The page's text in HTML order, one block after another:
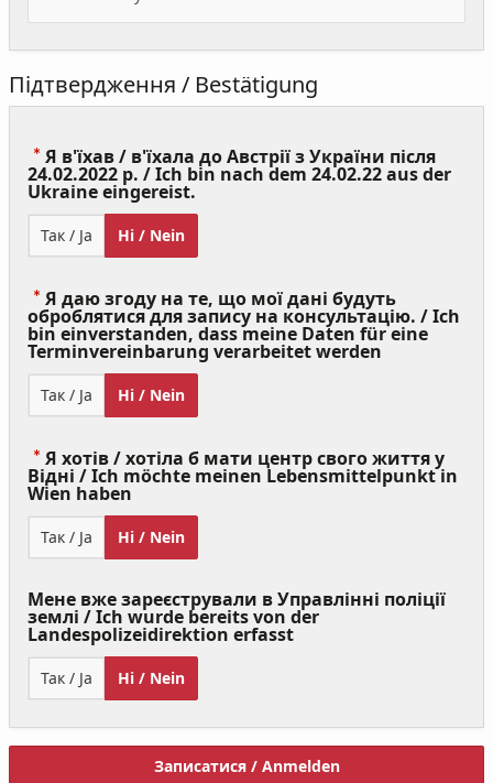
Підтвердження / Bestätigung
Я в'їхав / в'їхала до Австрії з України після
24.02.2022 р. / Ich bin nach dem 24.02.22 aus der
Ukraine eingereist.
Required)
Так / Ja Ні / Nein
Я даю згоду на те, що мої дані будуть
оброблятися для запису на консультацію. / Ich
bin einverstanden, dass meine Daten für eine
Terminvereinbarung verarbeitet werden
Так / Ja Ні / Nein
Я хотів / хотіла б мати центр свого життя у
Відні / Ich möchte meinen Lebensmittelpunkt in
Wien haben
Required)
Так / Ja Ні / Nein
Мене вже зареєстрували в Управлінні поліції
землі / Ich wurde bereits von der
Landespolizeidirektion erfasst
Так / Ja Ні / Nein
Записатися / Anmelden